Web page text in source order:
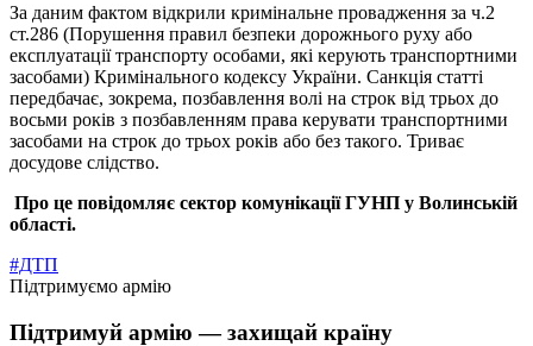
За даним фактом відкрили кримінальне провадження за ч.2
ст.286 (Порушення правил безпеки дорожнього руху або
експлуатації транспорту особами, які керують транспортними
засобами) Кримінального кодексу України. Санкція статті
передбачає, зокрема, позбавлення волі на строк від трьох до
восьми років з позбавленням права керувати транспортними
засобами на строк до трьох років або без такого. Триває
досудове слідство.
Про це повідомляє сектор комунікації ГУНП у Волинській
області.
#ДТП
Підтримуємо армію
Підтримуй армію — захищай країну